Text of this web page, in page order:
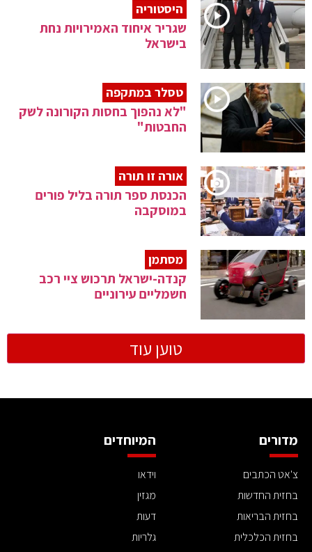
היסטוריה
שגריר איחוד האמירויות נחת
בישראל
טסלר במתקפה
"לא נהפוך בחסות הקורונה לשק
החבטות"
אורה זו תורה
הכנסת ספר תורה בליל פורים
במוסקבה
מסתמן
קנדה-ישראל תרכוש ציי רכב
חשמליים עירוניים
טוען עוד
מדורים
צ'אט הכתבים
בחזית החדשות
בחזית הבריאות
בחזית הכלכלית
המיוחדים
וידאו
מגזין
דעות
גלריות